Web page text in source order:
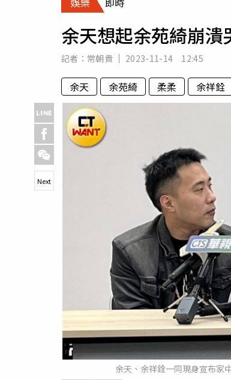
專欄
房產新勢
余天想起余苑綺崩
記者： 常朝貴 2023-11-14 12:45
余天 余苑綺 柔柔 余祥銓
余天、余祥銓一同現身宣布家
Next